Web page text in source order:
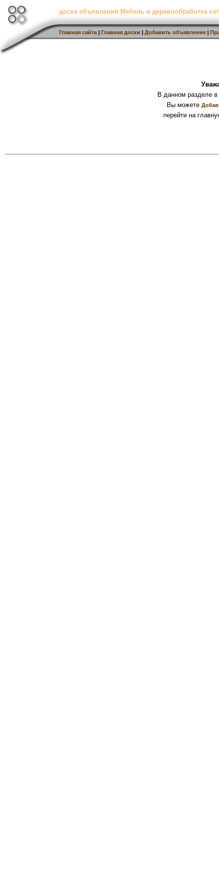
доска объявлений Мебель и деревообработка
Главная сайта | Главная доски | Добавить объявление |
В данном разделе
Вы можете
перейти на